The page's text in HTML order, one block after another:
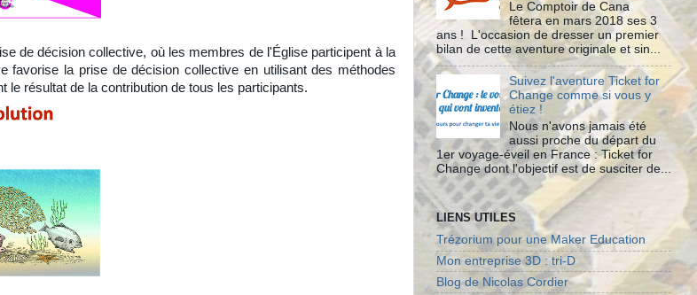
de décision collective, où les membres de l'Église participent à la
favorise la prise de décision collective en utilisant des méthodes
le résultat de la contribution de tous les participants.
Le Comptoir de Cana
fêtera en mars 2018 ses 3
ans ! L'occasion de dresser un premier
bilan de cette aventure originale et sin...
Suivez l'aventure Ticket for
Change comme si vous y
étiez !
Nous n'avons jamais été
aussi proche du départ du
1er voyage-éveil en France : Ticket for
Change dont l'objectif est de susciter de...
LIENS UTILES
Trézorium pour une Maker Education
Mon entreprise 3D : tri-D
Blog de Nicolas Cordier